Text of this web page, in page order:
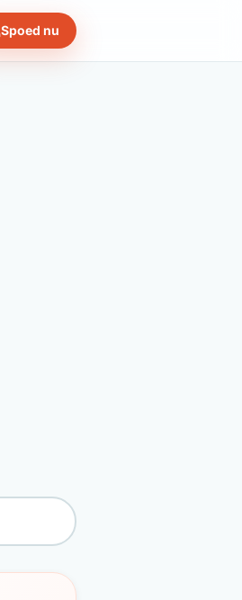
Spoed nu